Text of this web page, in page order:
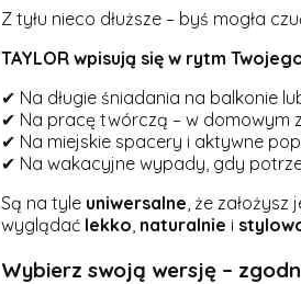
Z tyłu nieco dłuższe – byś mogła
TAYLOR wpisują się w rytm
✔ Na długie śniadania na balkonie
✔ Na pracę twórczą – w domowym
✔ Na miejskie spacery i aktywne
✔ Na wakacyjne wypady, gdy
Są na tyle uniwersalne , że
wyglądać lekko naturalnie i
Wybierz swoją wersję –